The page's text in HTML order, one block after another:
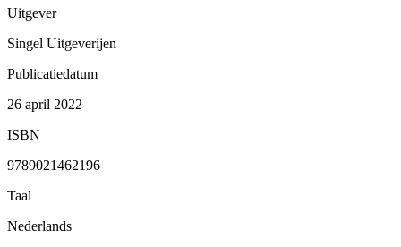
Uitgever
Singel Uitgeverijen
Publicatiedatum
26 april 2022
ISBN
9789021462196
Taal
Nederlands